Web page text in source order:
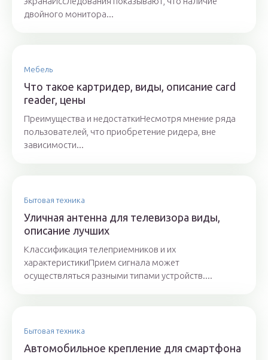
двойного монитора...
Мебель
Что такое картридер, виды, описание card
reader, цены
Преимущества и недостаткиНесмотря мнение ряда
пользователей, что приобретение ридера, вне
зависимости...
Бытовая техника
Уличная антенна для телевизора виды,
описание лучших
Классификация телеприемников и их
характеристикиПрием сигнала может
осуществляться разными типами устройств....
Бытовая техника
Автомобильное крепление для смартфона